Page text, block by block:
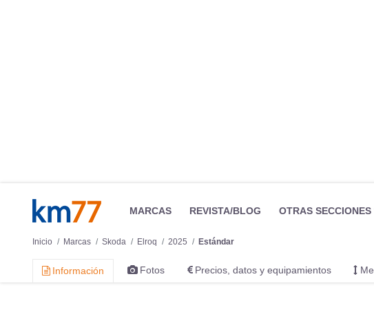
voluntad para evitar que se desplace una caja o una maleta en las
lado izquierdo y otro en el portón.
ofrece el Ford Explorer e intermedio respecto a modelos que tienen menos